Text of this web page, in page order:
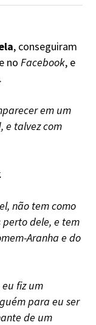
, conseguiram
noFacebook, e
em um
e talvez com
não tem como
perto dele, e tem
Aranha e do
eu fiz um
para eu ser
de um